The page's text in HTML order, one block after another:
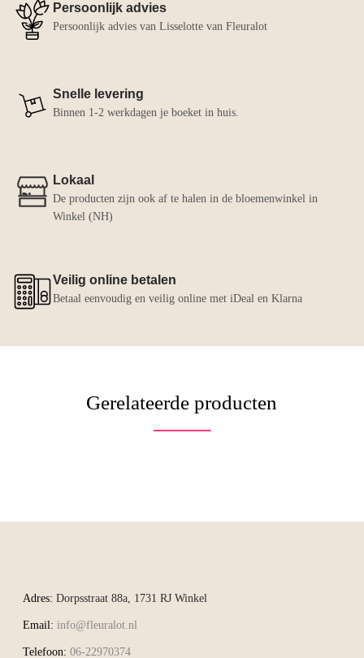
Persoonlijk advies
Persoonlijk advies van Lisselotte van Fleuralot
Snelle levering
Binnen 1-2 werkdagen je boeket in huis.
Lokaal
De producten zijn ook af te halen in de bloemenwinkel in
Winkel (NH)
Veilig online betalen
Betaal eenvoudig en veilig online met iDeal en Klarna
Gerelateerde producten
Adres: Dorpsstraat 88a, 1731 RJ Winkel
Email: info@fleuralot.nl
Telefoon: 06-22970374